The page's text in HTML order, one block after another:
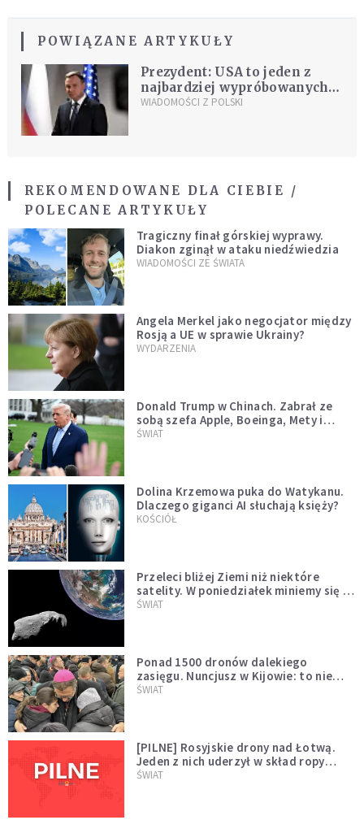
POWIĄZANE ARTYKUŁY
Prezydent: USA to jeden z
najbardziej wypróbowanych
przyjaciół Polski
WIADOMOŚCI Z POLSKI
REKOMENDOWANE DLA CIEBIE /
POLECANE ARTYKUŁY
Tragiczny finał górskiej wyprawy.
Diakon zginął w ataku niedźwiedzia
WIADOMOŚCI ZE ŚWIATA
Angela Merkel jako negocjator między
Rosją a UE w sprawie Ukrainy?
WYDARZENIA
Donald Trump w Chinach. Zabrał ze
sobą szefa Apple, Boeinga, Mety i
Muska
ŚWIAT
Dolina Krzemowa puka do Watykanu.
Dlaczego giganci AI słuchają księży?
KOŚCIÓŁ
Przeleci bliżej Ziemi niż niektóre
satelity. W poniedziałek miniemy się z
asteroidą, która poprzedzi znacznie
ŚWIAT
Ponad 1500 dronów dalekiego
zasięgu. Nuncjusz w Kijowie: to nie
wygląda na wolę zakończenia wojny
ŚWIAT
[PILNE] Rosyjskie drony nad Łotwą.
Jeden z nich uderzył w skład ropy
naftowej
ŚWIAT